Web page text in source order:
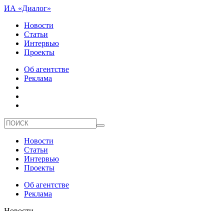
ИА «Диалог»
Новости
Статьи
Интервью
Проекты
Об агентстве
Реклама
Новости
Статьи
Интервью
Проекты
Об агентстве
Реклама